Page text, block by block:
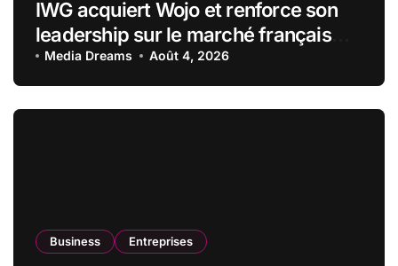
IWG acquiert Wojo et renforce son
leadership sur le marché français
des espaces de travail flexibles
Media Dreams Août 4, 2026
Business Entreprises